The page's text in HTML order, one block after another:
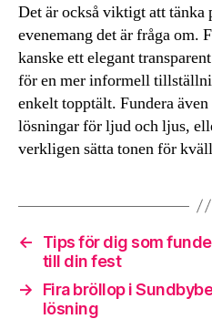
Det är också viktigt att tänka
evenemang det är fråga
kanske ett elegant
för en mer informell
enkelt topptält. Fundera
lösningar för ljud och ljus,
verkligen sätta tonen för
←
Tips för dig som
till din fest
→
Fira bröllop i
lösning